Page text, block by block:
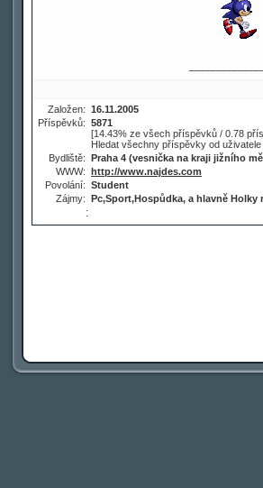
Založen: 16.11.2005
Příspěvků: 5871
[14.43% ze všech příspěvků / 0.78
Hledat všechny příspěvky od
Bydliště: Praha 4 (vesnička na kraji jižního
WWW: http://www.najdes.com
Povolání: Student
Zájmy: Pc,Sport,Hospůdka, a hlavně Holky
: